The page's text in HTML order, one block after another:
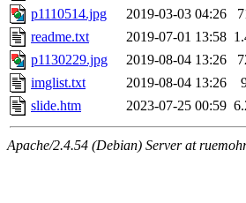
p1110514.jpg
2019-03-03 04:26
readme.txt
2019-07-01 13:58
p1130229.jpg
2019-08-04 13:26
imglist.txt
2019-08-04 13:26
slide.htm
2023-07-25 00:59
Apache/2.4.54 (Debian) Server at